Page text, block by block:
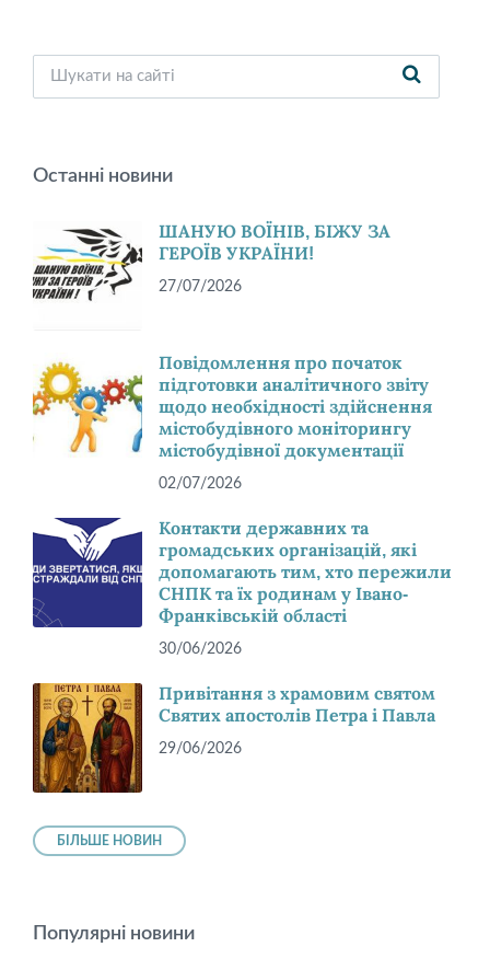
Останні новини
ШАНУЮ ВОЇНІВ, БІЖУ ЗА
ГЕРОЇВ УКРАЇНИ!
27/07/2026
Повідомлення про початок
підготовки аналітичного звіту
щодо необхідності здійснення
містобудівного моніторингу
містобудівної документації
02/07/2026
Контакти державних та
громадських організацій, які
допомагають тим, хто пережили
СНПК та їх родинам у Івано-
Франківській області
30/06/2026
Привітання з храмовим святом
Святих апостолів Петра і Павла
29/06/2026
БІЛЬШЕ НОВИН
Популярні новини